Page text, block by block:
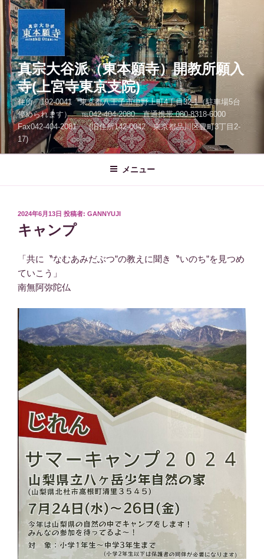
コ
ン
テ
ン
へ
ス
キ
ッ
プ
真宗大谷派（東本願寺）開教所願入
寺(上宮寺東京支院)
住所 192-0041 東京都八王子市中野上町4丁目32-1（駐車場5台
停められます） ℡042-404-2080 直通携帯 080-8318-6000
Fax042-404-2081 (旧住所142-0042 東京都品川区豊町3丁目2-
17)
メニュー
投
稿
日:
2024年6月13日 投稿者: GANNYUJI
キャンプ
「共に〝なむあみだぶつ”の教えに聞き〝いのち”を見つめ
ていこう」
南無阿弥陀仏